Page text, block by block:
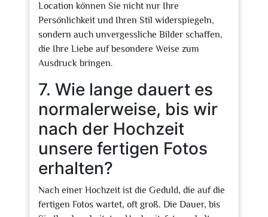
Location können Sie nicht nur Ihre
Persönlichkeit und Ihren Stil widerspiegeln,
sondern auch unvergessliche Bilder schaffen,
die Ihre Liebe auf besondere Weise zum
Ausdruck bringen.
7. Wie lange dauert es
normalerweise, bis wir
nach der Hochzeit
unsere fertigen Fotos
erhalten?
Nach einer Hochzeit ist die Geduld, die auf die
fertigen Fotos wartet, oft groß. Die Dauer, bis